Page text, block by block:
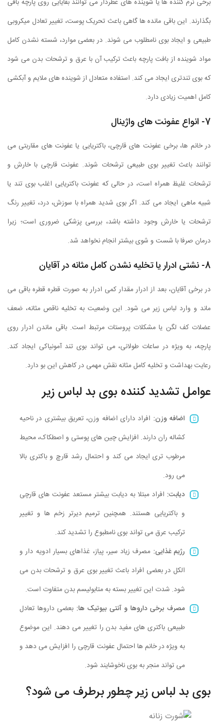
برخی نرم کننده ها یا شوینده های عطردار می توانند بقایایی روی پارچه باقی
بگذارند. این باقی مانده ها گاهی باعث تحریک پوست، تغییر تعادل میکروبی
طبیعی و ایجاد بوی نامطلوب می شوند. در بعضی موارد، شسته نشدن کامل
مواد شوینده از بافت پارچه باعث ترکیب آن با عرق و ترشحات بدن می شود
که بوی تندتری ایجاد می کند. استفاده متعادل از شوینده های ملایم و آبکشی
کامل اهمیت زیادی دارد.
7- انواع عفونت های واژینال
در خانم ها، برخی عفونت های قارچی، باکتریایی یا عفونت های مقاربتی می
توانند باعث تغییر بوی طبیعی ترشحات شوند. عفونت قارچی با خارش و
ترشحات غلیظ همراه است، در حالی که عفونت باکتریایی اغلب بوی تند یا
شبیه ماهی ایجاد می کند. اگر بوی شدید همراه با سوزش، درد، تغییر رنگ
ترشحات یا خارش وجود داشته باشد، بررسی پزشکی ضروری است؛ زیرا
درمان صرفا با شست و شوی بیشتر انجام نخواهد شد.
8- نشتی ادرار یا تخلیه نشدن کامل مثانه در آقایان
در برخی آقایان، بعد از ادرار مقدار کمی ادرار به صورت قطره قطره باقی می
ماند و وارد لباس زیر می شود. این وضعیت به تخلیه ناقص مثانه، ضعف
عضلات کف لگن یا مشکلات پروستات مرتبط است. باقی ماندن ادرار روی
پارچه، به ویژه در ساعات طولانی، می تواند بوی تند آمونیاکی ایجاد کند.
رعایت بهداشت و تخلیه کامل مثانه نقش مهمی در کاهش این بو دارد.
عوامل تشدید کننده بوی بد لباس زیر
اضافه وزن: افراد دارای اضافه وزن، تعریق بیشتری در ناحیه
کشاله ران دارند. افزایش چین های پوستی و اصطکاک، محیط
مرطوب تری ایجاد می کند و احتمال رشد قارچ و باکتری بالا
می رود.
دیابت: افراد مبتلا به دیابت بیشتر مستعد عفونت های قارچی
و باکتریایی هستند. همچنین ترمیم دیرتر زخم ها و تغییر
ترکیب عرق می تواند بوی نامطبوع را تشدید کند.
رژیم غذایی: مصرف زیاد سیر، پیاز، غذاهای بسیار ادویه دار و
الکل در بعضی افراد باعث تغییر بوی عرق و ترشحات بدن می
شود. شدت این تغییر بسته به متابولیسم بدن متفاوت است.
مصرف برخی داروها و آنتی بیوتیک ها: بعضی داروها تعادل
طبیعی باکتری های مفید بدن را تغییر می دهند. این موضوع
به ویژه در خانم ها احتمال عفونت قارچی را افزایش می دهد و
می تواند منجر به بوی ناخوشایند شود.
بوی بد لباس زیر چطور برطرف می شود؟